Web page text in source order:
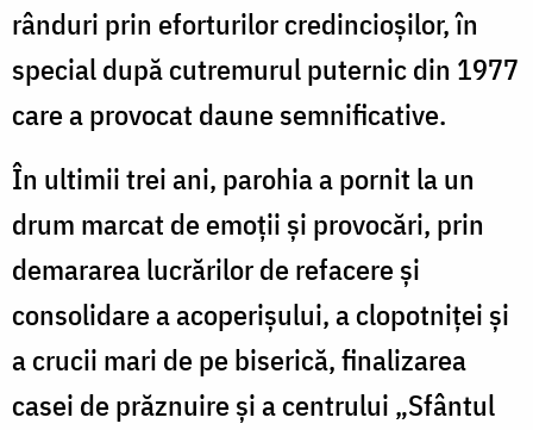
rânduri prin eforturilor credincioșilor, în
special după cutremurul puternic din 1977
care a provocat daune semnificative.
În ultimii trei ani, parohia a pornit la un
drum marcat de emoții și provocări, prin
demararea lucrărilor de refacere și
consolidare a acoperișului, a clopotniței și
a crucii mari de pe biserică, finalizarea
casei de prăznuire și a centrului „Sfântul